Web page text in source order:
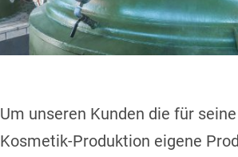
Um unseren Kunden die für
Kosmetik-Produktion eigene